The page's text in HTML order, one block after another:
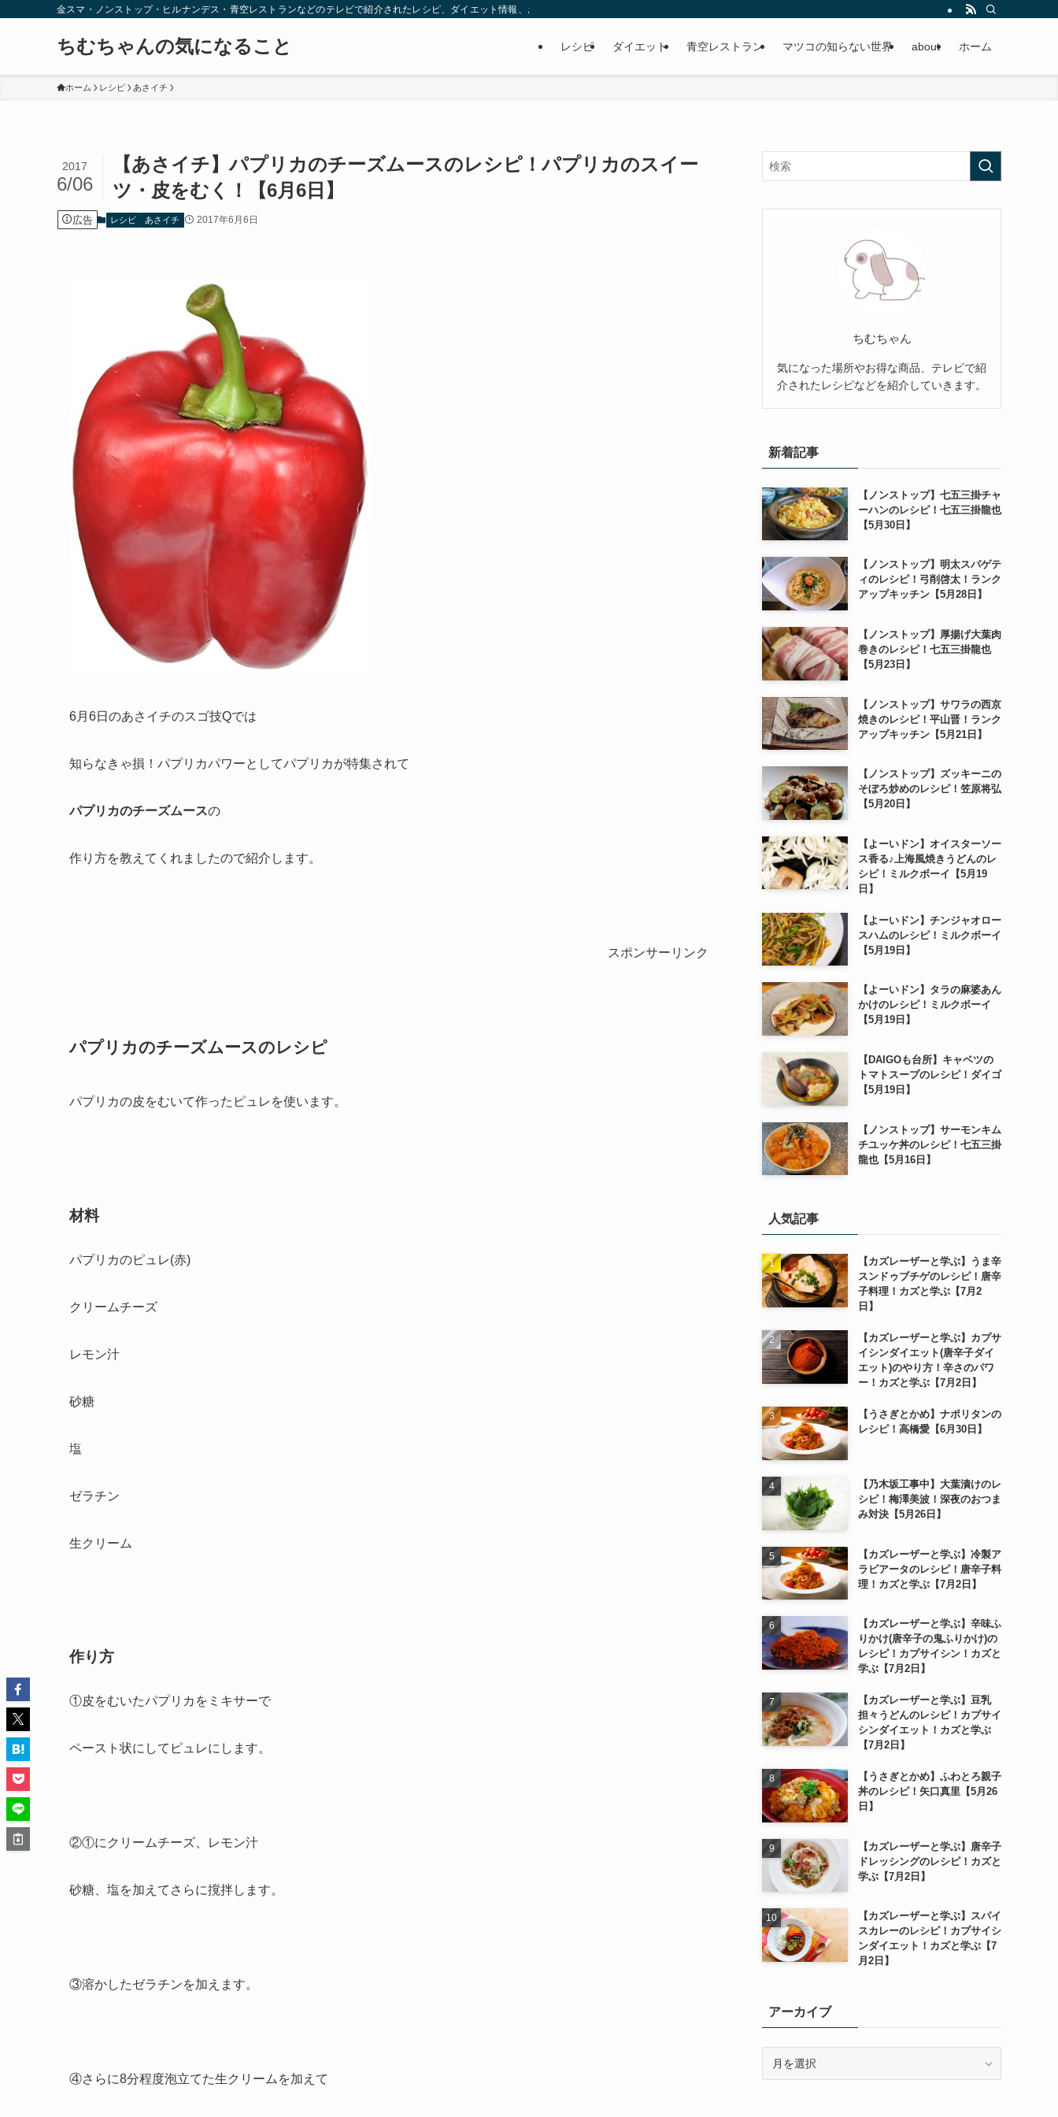
金スマ・ノンストップ・ヒルナンデス・青空レストランなどのテレビで紹介されたレシピ、ダイエット情報、お取り寄せなどを紹介します。
ちむちゃんの気になること レシピ ダイエット 青空レストラン マツコの知らない世界 about ホーム
ホーム レシピ あさイチ
【あさイチ】パプリカのチーズムースのレシピ！パプリカのスイー
ツ・皮をむく！【6月6日】
2017
6/06
広告 レシピ あさイチ 2017年6月6日
6月6日のあさイチのスゴ技Qでは
知らなきゃ損！パプリカパワーとしてパプリカが特集されて
パプリカのチーズムースの
作り方を教えてくれましたので紹介します。
スポンサーリンク
パプリカのチーズムースのレシピ
パプリカの皮をむいて作ったピュレを使います。
材料
パプリカのピュレ(赤)
クリームチーズ
レモン汁
砂糖
塩
ゼラチン
生クリーム
作り方
①皮をむいたパプリカをミキサーで
ペースト状にしてピュレにします。
②①にクリームチーズ、レモン汁
砂糖、塩を加えてさらに撹拌します。
③溶かしたゼラチンを加えます。
④さらに8分程度泡立てた生クリームを加えて
ちむちゃん
気になった場所やお得な商品、テレビで紹
介されたレシピなどを紹介していきます。
新着記事
【ノンストップ】七五三掛チャ
ーハンのレシピ！七五三掛龍也
【5月30日】
【ノンストップ】明太スパゲテ
ィのレシピ！弓削啓太！ランク
アップキッチン【5月28日】
【ノンストップ】厚揚げ大葉肉
巻きのレシピ！七五三掛龍也
【5月23日】
【ノンストップ】サワラの西京
焼きのレシピ！平山晋！ランク
アップキッチン【5月21日】
【ノンストップ】ズッキーニの
そぼろ炒めのレシピ！笠原将弘
【5月20日】
【よーいドン】オイスターソー
ス香る♪上海風焼きうどんのレ
シピ！ミルクボーイ【5月19
日】
【よーいドン】チンジャオロー
スハムのレシピ！ミルクボーイ
【5月19日】
【よーいドン】タラの麻婆あん
かけのレシピ！ミルクボーイ
【5月19日】
【DAIGOも台所】キャベツの
トマトスープのレシピ！ダイゴ
【5月19日】
【ノンストップ】サーモンキム
チユッケ丼のレシピ！七五三掛
龍也【5月16日】
人気記事
【カズレーザーと学ぶ】うま辛
スンドゥブチゲのレシピ！唐辛
子料理！カズと学ぶ【7月2
日】
【カズレーザーと学ぶ】カプサ
イシンダイエット(唐辛子ダイ
エット)のやり方！辛さのパワ
ー！カズと学ぶ【7月2日】
【うさぎとかめ】ナポリタンの
レシピ！高橋愛【6月30日】
【乃木坂工事中】大葉漬けのレ
シピ！梅澤美波！深夜のおつま
み対決【5月26日】
【カズレーザーと学ぶ】冷製ア
ラビアータのレシピ！唐辛子料
理！カズと学ぶ【7月2日】
【カズレーザーと学ぶ】辛味ふ
りかけ(唐辛子の鬼ふりかけ)の
レシピ！カプサイシン！カズと
学ぶ【7月2日】
【カズレーザーと学ぶ】豆乳
担々うどんのレシピ！カプサイ
シンダイエット！カズと学ぶ
【7月2日】
【うさぎとかめ】ふわとろ親子
丼のレシピ！矢口真里【5月26
日】
【カズレーザーと学ぶ】唐辛子
ドレッシングのレシピ！カズと
学ぶ【7月2日】
【カズレーザーと学ぶ】スパイ
スカレーのレシピ！カプサイシ
ンダイエット！カズと学ぶ【7
月2日】
アーカイブ